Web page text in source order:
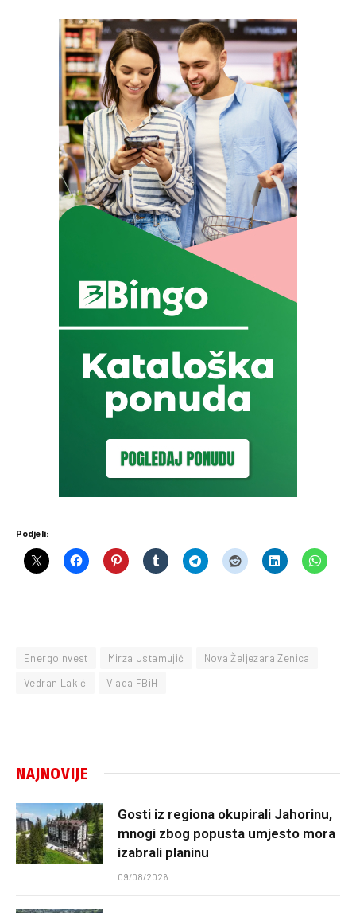
Podjeli:
Energoinvest Mirza Ustamujić
Nova Željezara Zenica
Vedran Lakić
Vlada FBiH
NAJNOVIJE
Gosti iz regiona okupirali Jahorinu,
mnogi zbog popusta umjesto mora
izabrali planinu
09/08/2026